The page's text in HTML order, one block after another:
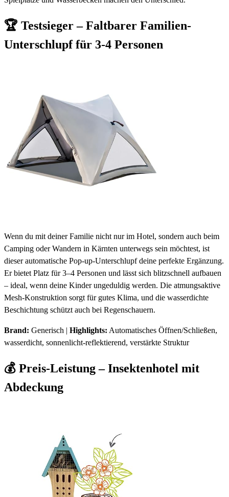
🏆 Testsieger – Faltbarer Familien-
Unterschlupf für 3-4 Personen
Wenn du mit deiner Familie nicht nur im Hotel, sondern auch beim
Camping oder Wandern in Kärnten unterwegs sein möchtest, ist
dieser automatische Pop-up-Unterschlupf deine perfekte Ergänzung.
Er bietet Platz für 3–4 Personen und lässt sich blitzschnell aufbauen
– ideal, wenn deine Kinder ungeduldig werden. Die atmungsaktive
Mesh-Konstruktion sorgt für gutes Klima, und die wasserdichte
Beschichtung schützt auch bei Regenschauern.
Brand: Generisch | Highlights: Automatisches Öffnen/Schließen,
wasserdicht, sonnenlicht-reflektierend, verstärkte Struktur
💰 Preis-Leistung – Insektenhotel mit
Abdeckung